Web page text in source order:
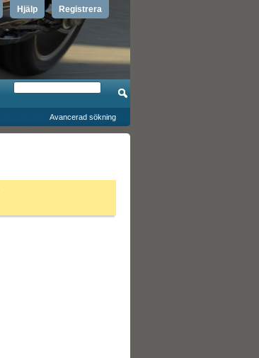
Registrera
Hjälp
Avancerad sökning